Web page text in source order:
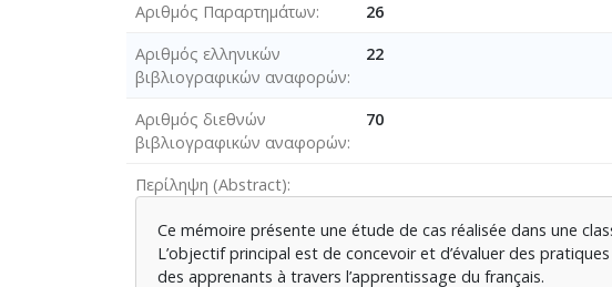
Αριθμός Παραρτημάτων
26
Αριθμός ελληνικών
βιβλιογραφικών αναφορών
22
Αριθμός διεθνών
βιβλιογραφικών αναφορών
70
Περίληψη (Abstract)
Ce mémoire présente une étude de cas réalisée dans une
L’objectif principal est de concevoir et d’évaluer des
des apprenants à travers l’apprentissage du français.